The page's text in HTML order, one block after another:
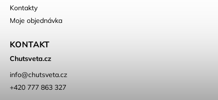
Kontakty
Moje objednávka
KONTAKT
Chutsveta.cz
info@chutsveta.cz
+420 777 863 327